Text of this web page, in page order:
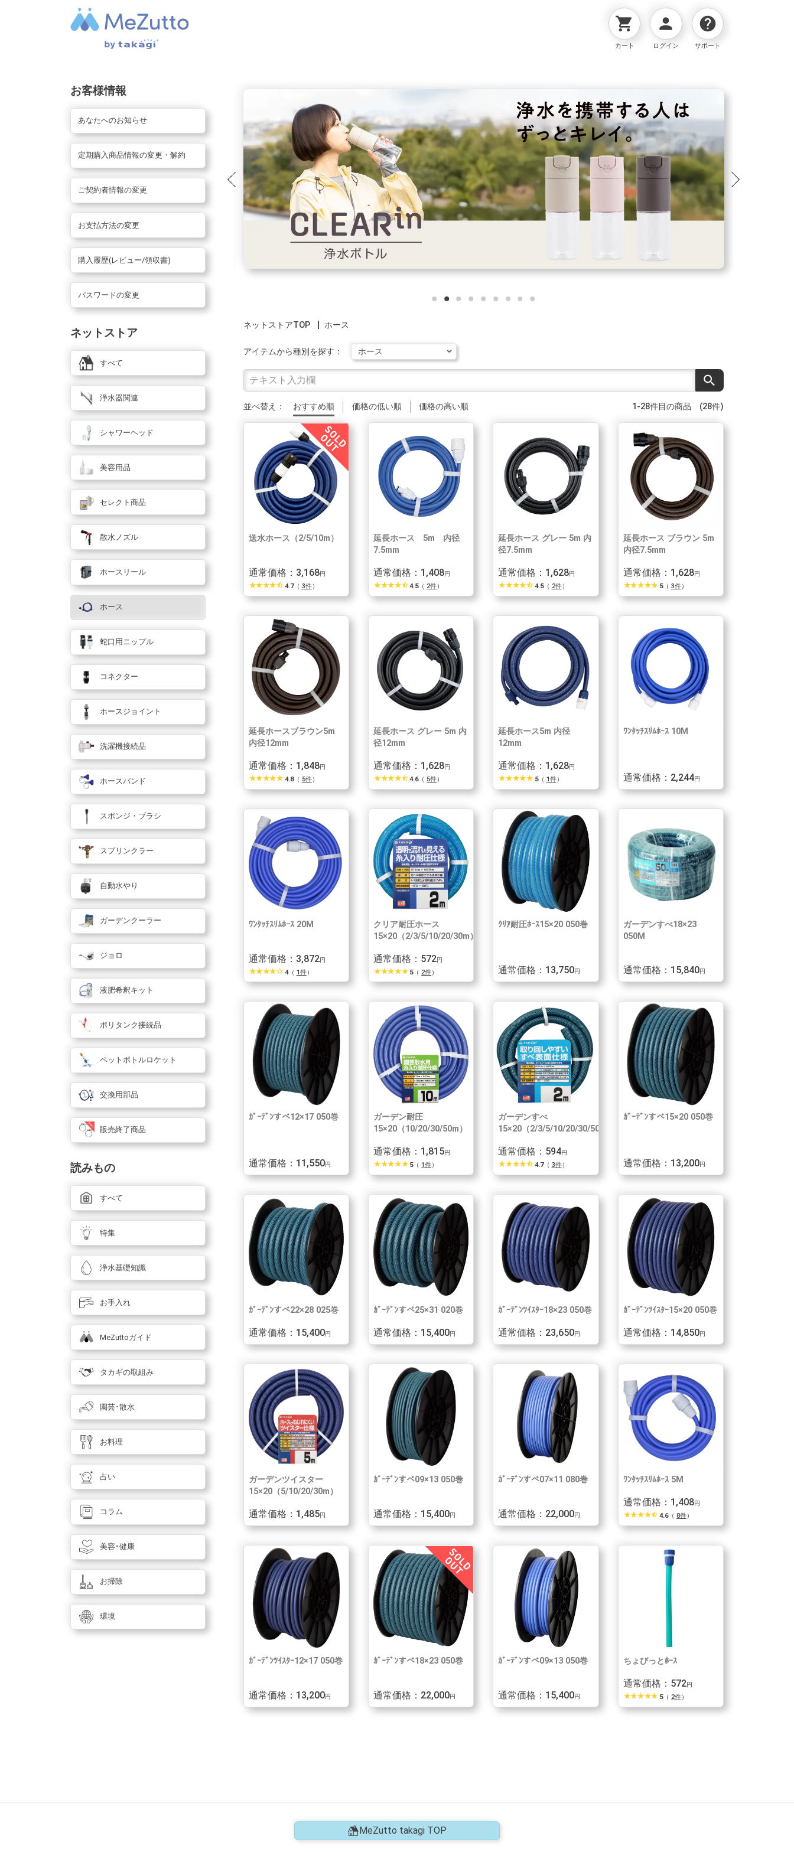
shopping_cart
カート
person
ログイン
help
サポート
ネットストアTOP ホース
アイテムから種別を探す：
search
並べ替え： おすすめ順 価格の低い順 価格の高い順 1-28件目の商品 (28件)
送水ホース（2/5/10m）
通常価格：3,168円
star_ratestar_ratestar_ratestar_ratestar_half 4.7（ 3件）
延長ホース 5m 内径
7.5mm
通常価格：1,408円
star_ratestar_ratestar_ratestar_ratestar_half 4.5（2件）
延長ホース グレー 5m 内
径7.5mm
通常価格：1,628円
star_ratestar_ratestar_ratestar_ratestar_half 4.5（ 2件）
延長ホース ブラウン 5m
内径7.5mm
通常価格：1,628円
star_ratestar_ratestar_ratestar_ratestar_rate 5（ 3件）
延長ホースブラウン5m
内径12mm
通常価格：1,848円
star_ratestar_ratestar_ratestar_ratestar_rate 4.8（ 5件）
延長ホース グレー 5m 内
径12mm
通常価格：1,628円
star_ratestar_ratestar_ratestar_ratestar_half 4.6（ 5件）
延長ホース5m 内径
12mm
通常価格：1,628円
star_ratestar_ratestar_ratestar_ratestar_rate 5（ 1件）
ﾜﾝﾀｯﾁｽﾘﾑﾎｰｽ 10M
通常価格：2,244円
ﾜﾝﾀｯﾁｽﾘﾑﾎｰｽ 20M
通常価格：3,872円
star_ratestar_ratestar_ratestar_ratestar_border 4（ 1件）
クリア耐圧ホース
15×20（2/3/5/10/20/30m）
通常価格：572円
star_ratestar_ratestar_ratestar_ratestar_rate 5（ 2件）
ｸﾘｱ耐圧ﾎｰｽ15×20 050巻
通常価格：13,750円
ガーデンすべ18×23
050M
通常価格：15,840円
ｶﾞｰﾃﾞﾝすべ12×17 050巻
通常価格：11,550円
ガーデン耐圧
15×20（10/20/30/50m）
通常価格：1,815円
star_ratestar_ratestar_ratestar_ratestar_rate 5（1件）
ガーデンすべ
15×20（2/3/5/10/20/30/50m）
通常価格：594円
star_ratestar_ratestar_ratestar_ratestar_half 4.7（ 3件）
ｶﾞｰﾃﾞﾝすべ15×20 050巻
通常価格：13,200円
ｶﾞｰﾃﾞﾝすべ22×28 025巻
通常価格：15,400円
ｶﾞｰﾃﾞﾝすべ25×31 020巻
通常価格：15,400円
ｶﾞｰﾃﾞﾝﾂｲｽﾀｰ18×23 050巻
通常価格：23,650円
ｶﾞｰﾃﾞﾝﾂｲｽﾀｰ15×20 050巻
通常価格：14,850円
ガーデンツイスター
15×20（5/10/20/30m）
通常価格：1,485円
ｶﾞｰﾃﾞﾝすべ09×13 050巻
通常価格：15,400円
ｶﾞｰﾃﾞﾝすべ07×11 080巻
通常価格：22,000円
ﾜﾝﾀｯﾁｽﾘﾑﾎｰｽ 5M
通常価格：1,408円
star_ratestar_ratestar_ratestar_ratestar_half 4.6（ 8件）
ｶﾞｰﾃﾞﾝﾂｲｽﾀｰ12×17 050巻
通常価格：13,200円
ｶﾞｰﾃﾞﾝすべ18×23 050巻
通常価格：22,000円
ｶﾞｰﾃﾞﾝすべ09×13 050巻
通常価格：15,400円
ちょびっとﾎｰｽ
通常価格：572円
star_ratestar_ratestar_ratestar_ratestar_rate 5（ 2件）
お客様情報
あなたへのお知らせ
定期購入商品情報の変更・解約
ご契約者情報の変更
お支払方法の変更
購入履歴(レビュー/領収書)
パスワードの変更
ネットストア
すべて
浄水器関連
シャワーヘッド
美容用品
セレクト商品
散水ノズル
ホースリール
ホース
蛇口用ニップル
コネクター
ホースジョイント
洗濯機接続品
ホースバンド
スポンジ・ブラシ
スプリンクラー
自動水やり
ガーデンクーラー
ジョロ
液肥希釈キット
ポリタンク接続品
ペットボトルロケット
交換用部品
販売終了商品
読みもの
すべて
特集
浄水基礎知識
お手入れ
MeZuttoガイド
タカギの取組み
園芸･散水
お料理
占い
コラム
美容･健康
お掃除
環境
MeZutto takagi TOP